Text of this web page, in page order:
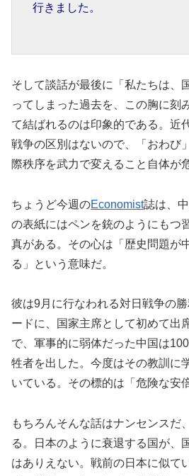
行きました。
そして談話が最後に「私たちは、
ってしまった過去を、この胸に刻
て結ばれるのは印象的である。近
戦争の区別はないので、「おわび
際秩序を武力で変えること自体が
ちょうど今週のEconomist誌は、
の表紙にはペンを銃のようにもつ
真がある。その心は「歴史問題が
る」という意味だ。
彼は9月に行なわれる対日戦争の
ードに、国家主席として初めて出
で、軍事的に弱体だった中国は
牲者を出した。今度はその教訓に
いている。その標的は「危険な安
もちろんそんな話はナンセンスだ
る。日本のように衰退する国が、
はありえない。戦前の日本に似て